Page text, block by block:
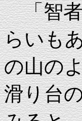
「智者
らいも
の山の
滑り台